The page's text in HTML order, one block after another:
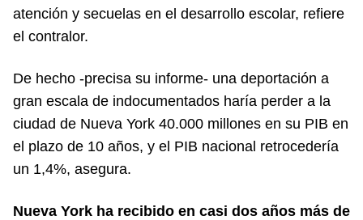
atención y secuelas en el desarrollo escolar, refiere
el contralor.
De hecho -precisa su informe- una deportación a
gran escala de indocumentados haría perder a la
ciudad de Nueva York 40.000 millones en su PIB en
el plazo de 10 años, y el PIB nacional retrocedería
un 1,4%, asegura.
Nueva York ha recibido en casi dos años más de